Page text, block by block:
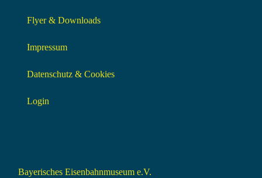
Flyer & Downloads
Impressum
Datenschutz & Cookies
Login
Bayerisches Eisenbahnmuseum e.V.